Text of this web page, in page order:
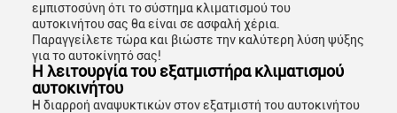
εμπιστοσύνη ότι το σύστημα κλιματισμού του
αυτοκινήτου σας θα είναι σε ασφαλή χέρια.
Παραγγείλετε τώρα και βιώστε την καλύτερη λύση ψύξης
για το αυτοκίνητό σας!
Η λειτουργία του εξατμιστήρα κλιματισμού
αυτοκινήτου
Η διαρροή αναψυκτικών στον εξατμιστή του αυτοκινήτου